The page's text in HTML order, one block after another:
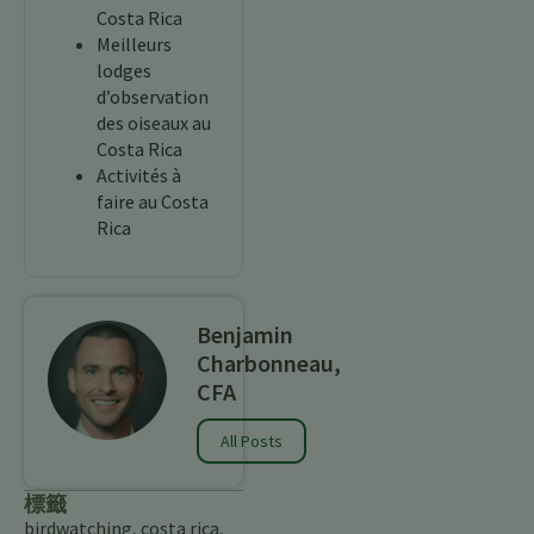
Costa Rica
Meilleurs
lodges
d’observation
des oiseaux au
Costa Rica
Activités à
faire au Costa
Rica
Benjamin
Charbonneau,
CFA
All Posts
標籤
birdwatching, costa rica,